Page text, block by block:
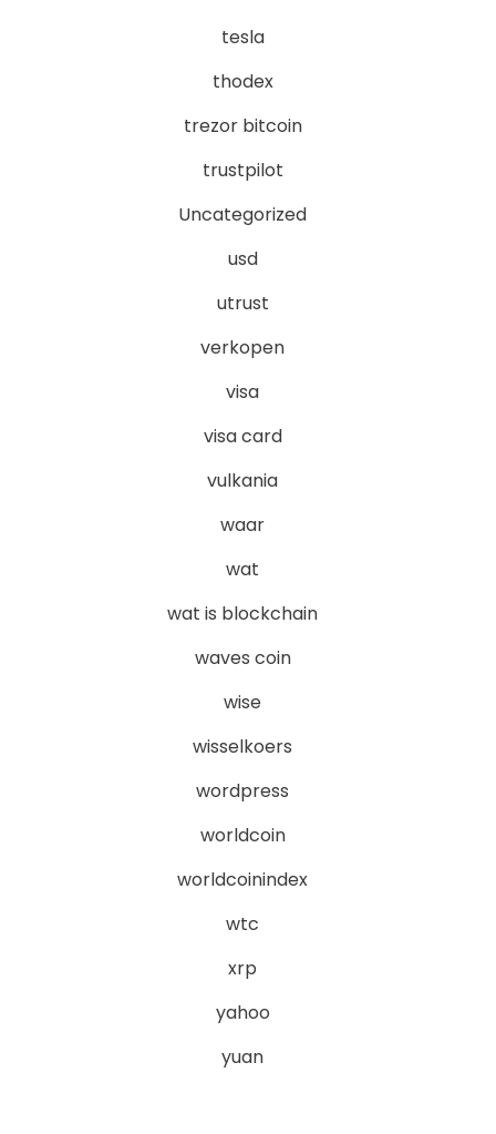
tesla
thodex
trezor bitcoin
trustpilot
Uncategorized
usd
utrust
verkopen
visa
visa card
vulkania
waar
wat
wat is blockchain
waves coin
wise
wisselkoers
wordpress
worldcoin
worldcoinindex
wtc
xrp
yahoo
yuan